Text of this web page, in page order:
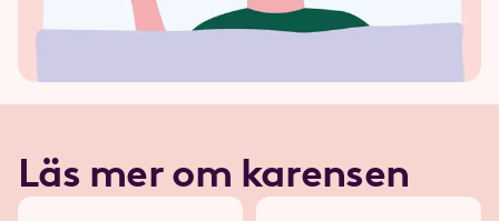
Läs mer om karensen